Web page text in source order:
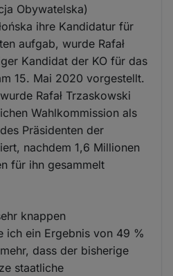
Obywatelska)
ihre Kandidatur für
aufgab, wurde Rafał
Kandidat der KO für das
15. Mai 2020 vorgestellt.
Rafał Trzaskowski
Wahlkommission als
Präsidenten der
nachdem 1,6 Millionen
für ihn gesammelt
knappen
ich ein Ergebnis von 49 %
dass der bisherige
staatliche